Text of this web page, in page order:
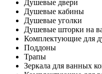
Душевые двери
Душевые кабины
Душевые уголки
Душевые шторки на
Комплектующие для
Поддоны
Трапы
Зеркала для ванных